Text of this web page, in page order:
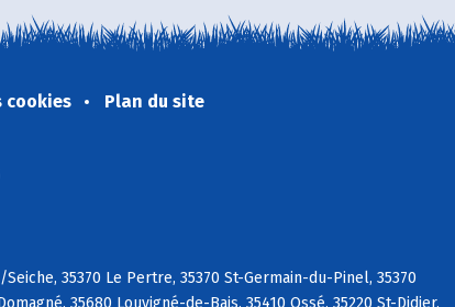
cookies Plan du site
35370 Le Pertre, 35370 St-Germain-du-Pinel, 35370
35680 Louvigné-de-Bais, 35410 Ossé, 35220 St-Didier,